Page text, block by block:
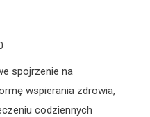
spojrzenie na
wspierania zdrowia,
codziennych